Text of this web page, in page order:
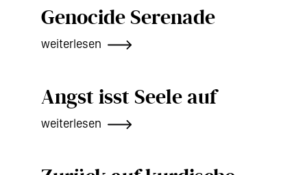
Genocide Serenade
weiterlesen
Angst isst Seele auf
weiterlesen